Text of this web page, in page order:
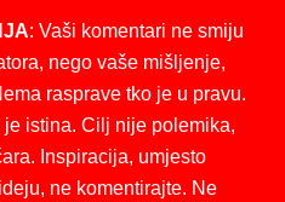
: Vaši komentari ne smiju
nego vaše mišljenje,
rasprave tko je u pravu.
istina. Cilj nije polemika,
Inspiracija, umjesto
ne komentirajte. Ne